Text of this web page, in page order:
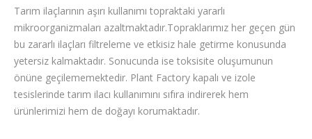
Tarım ilaçlarının aşırı kullanımı topraktaki yararlı
mikroorganizmaları azaltmaktadır.Topraklarımız her geçen gün
bu zararlı ilaçları filtreleme ve etkisiz hale getirme konusunda
yetersiz kalmaktadır. Sonucunda ise toksisite oluşumunun
önüne geçilememektedir. Plant Factory kapalı ve izole
tesislerinde tarım ilacı kullanımını sıfıra indirerek hem
ürünlerimizi hem de doğayı korumaktadır.